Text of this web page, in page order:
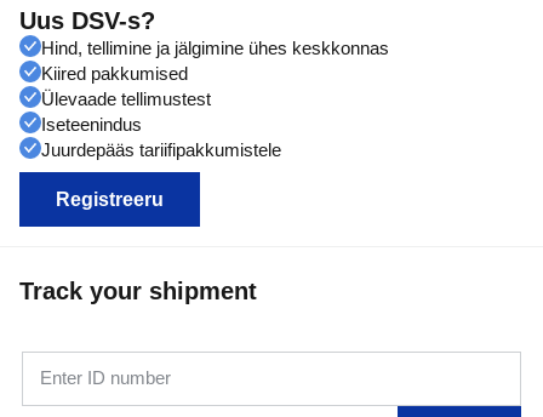
Uus DSV-s?
Hind, tellimine ja jälgimine ühes keskkonnas
Kiired pakkumised
Ülevaade tellimustest
Iseteenindus
Juurdepääs tariifipakkumistele
Registreeru
Track your shipment
Enter ID number